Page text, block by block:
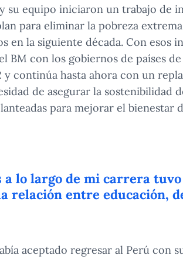
su equipo iniciaron un trabajo de
para eliminar la pobreza
la siguiente década. Con esos
con los gobiernos de países
y continúa hasta ahora con un
de asegurar la sostenibilidad
para mejorar el bienestar
a lo largo de mi carrera
relación entre educación,
aceptado regresar al Perú con